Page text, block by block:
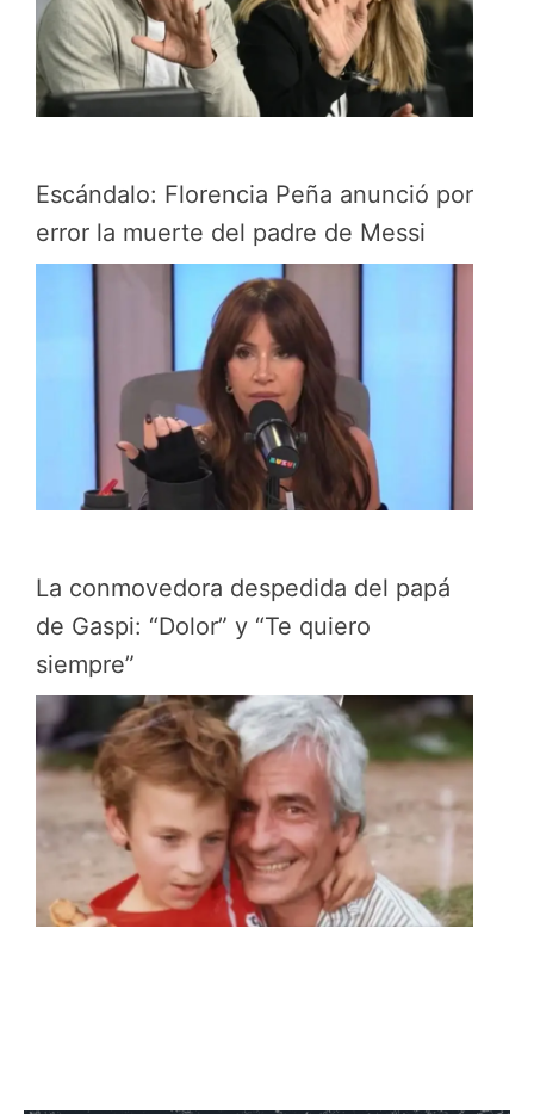
Escándalo: Florencia Peña anunció por
error la muerte del padre de Messi
La conmovedora despedida del papá
de Gaspi: “Dolor” y “Te quiero
siempre”